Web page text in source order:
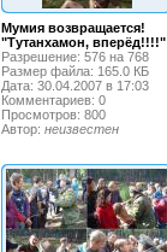
Мумия возвращается!
"Тутанхамон, вперёд!!!!"
Разрешение: 576 на 768
Размер файла: 165.0 КБ
Дата: 30.04.2007 в 17:03
Комментариев: 0
Просмотров: 800
Автор: неизвестен